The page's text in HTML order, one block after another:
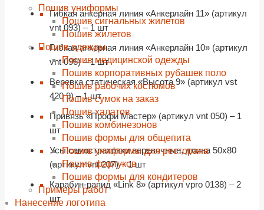
Пошив униформы
Пошив сигнальных жилетов
Пошив жилетов
Пошив одежды
Пошив медицинской одежды
Пошив корпоративных рубашек поло
Пошив рабочих костюмов
Пошив сумок на заказ
Пошив халатов
Пошив комбинезонов
Пошив формы для общепита
Пошив униформы для ресторана
Пошив фартуков
Пошив формы для кондитеров
Примеры работ
Нанесение логотипа
Гибкая анкерная линия «Анкерлайн 11» (артикул
vnt 093) – 1 шт
Гибкая анкерная линия «Анкерлайн 10» (артикул
vnt 096) – 1 шт
Веревка статическая «Высота 9» (артикул vst
420 9) – 1 шт
Привязь «Профи Мастер» (артикул vnt 050) – 1
шт
Усы самостраховки веревочные, длина 50х80
(артикул vnt 207) – 1 шт
Карабин-рапид «Link 8» (артикул vpro 0138) – 2
шт